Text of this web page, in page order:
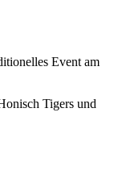
Event am
Tigers und